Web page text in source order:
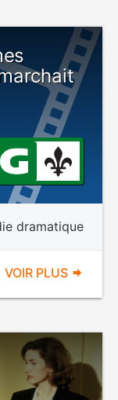
dramatique
VOIR PLUS